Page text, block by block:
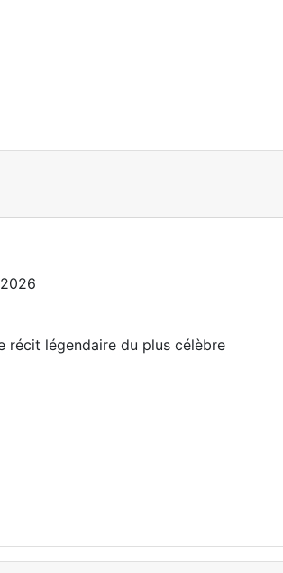
récit légendaire du plus célèbre